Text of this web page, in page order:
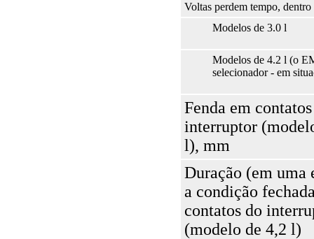
Voltas perdem tempo,
Modelos de 3.0 l
Modelos de 4.2 l (o
selecionador - em
Fenda em
interruptor
l), mm
Duração (em uma
a condição
contatos do
(modelo de 4,2 l)